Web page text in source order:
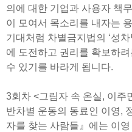
의에 대한 기업과 사용자 책
이 모여서 목소리를 내자는
기대처럼 차별금지법의 ‘성
에 도전하고 권리를 확보하
수 있기를 바라게 됩니다.
3회차 <그림자 속 온실, 이주
반차별 운동의 동료인 이영,
자를 찾는 사람들』에는 이